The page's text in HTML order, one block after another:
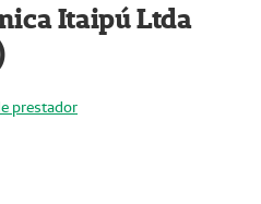
Itaipú Ltda
prestador